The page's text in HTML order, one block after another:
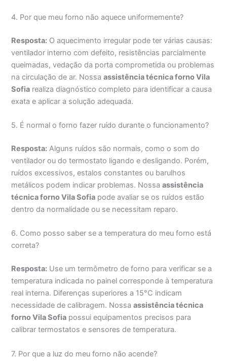
4. Por que meu forno não aquece uniformemente?
Resposta: O aquecimento irregular pode ter várias causas:
ventilador interno com defeito, resistências parcialmente
queimadas, vedação da porta comprometida ou problemas
na circulação de ar. Nossaassistência técnica forno Vila
Sofia realiza diagnóstico completo para identificar a causa
exata e aplicar a solução adequada.
5. É normal o forno fazer ruído durante o funcionamento?
Resposta: Alguns ruídos são normais, como o som do
ventilador ou do termostato ligando e desligando. Porém,
ruídos excessivos, estalos constantes ou barulhos
metálicos podem indicar problemas. Nossaassistência
técnica forno Vila Sofia pode avaliar se os ruídos estão
dentro da normalidade ou se necessitam reparo.
6. Como posso saber se a temperatura do meu forno está
correta?
Resposta: Use um termômetro de forno para verificar se a
temperatura indicada no painel corresponde à temperatura
real interna. Diferenças superiores a 15°C indicam
necessidade de calibragem. Nossaassistência técnica
forno Vila Sofia possui equipamentos precisos para
calibrar termostatos e sensores de temperatura.
7. Por que a luz do meu forno não acende?